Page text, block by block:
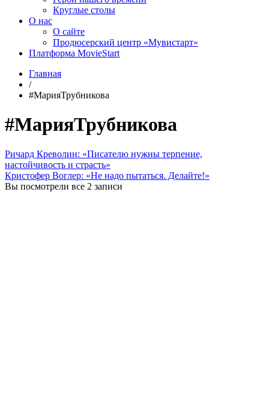
Круглые столы
О нас
О сайте
Продюсерский центр «Мувистарт»
Платформа MovieStart
Главная
/
#МарияТрубникова
#МарияТрубникова
Ричард Креволин: «Писателю нужны терпение,
настойчивость и страсть»
Кристофер Воглер: «Не надо пытаться. Делайте!»
Вы посмотрели все 2 записи